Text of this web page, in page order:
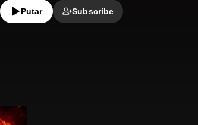
Putar Subscribe